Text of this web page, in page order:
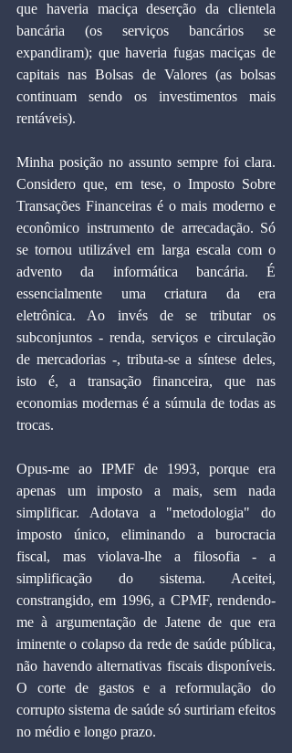
que haveria maciça deserção da clientela
bancária (os serviços bancários se
expandiram); que haveria fugas maciças de
capitais nas Bolsas de Valores (as bolsas
continuam sendo os investimentos mais
rentáveis).
Minha posição no assunto sempre foi clara.
Considero que, em tese, o Imposto Sobre
Transações Financeiras é o mais moderno e
econômico instrumento de arrecadação. Só
se tornou utilizável em larga escala com o
advento da informática bancária. É
essencialmente uma criatura da era
eletrônica. Ao invés de se tributar os
subconjuntos - renda, serviços e circulação
de mercadorias -, tributa-se a síntese deles,
isto é, a transação financeira, que nas
economias modernas é a súmula de todas as
trocas.
Opus-me ao IPMF de 1993, porque era
apenas um imposto a mais, sem nada
simplificar. Adotava a "metodologia" do
imposto único, eliminando a burocracia
fiscal, mas violava-lhe a filosofia - a
simplificação do sistema. Aceitei,
constrangido, em 1996, a CPMF, rendendo-
me à argumentação de Jatene de que era
iminente o colapso da rede de saúde pública,
não havendo alternativas fiscais disponíveis.
O corte de gastos e a reformulação do
corrupto sistema de saúde só surtiriam efeitos
no médio e longo prazo.